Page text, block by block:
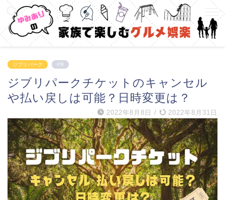
ジブリパーク PR
ジブリパークチケットのキャンセル
や払い戻しは可能？日時変更は？
2022年8月8日 / 2022年8月31日